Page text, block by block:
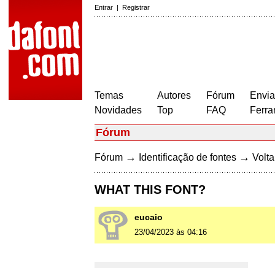
Entrar | Registrar
Temas
Novidades
Autores
Top
Fórum
FAQ
Fórum
Fórum → Identificação de fontes →
WHAT THIS FONT?
eucaio
23/04/2023 às 04:16